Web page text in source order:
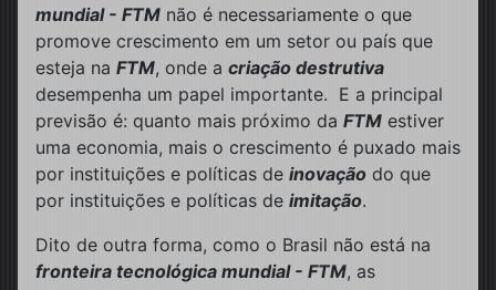
mundial - FTM não é necessariamente o que
promove crescimento em um setor ou país que
esteja na FTM, onde a criação destrutiva
desempenha um papel importante. E a principal
previsão é: quanto mais próximo da FTM estiver
uma economia, mais o crescimento é puxado mais
por instituições e políticas de inovação do que
por instituições e políticas de imitação.
Dito de outra forma, como o Brasil não está na
fronteira tecnológica mundial - FTM, as